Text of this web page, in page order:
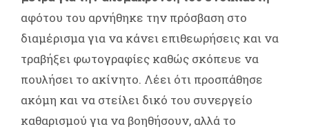
αφότου του αρνήθηκε την πρόσβαση στο
διαμέρισμα για να κάνει επιθεωρήσεις και να
τραβήξει φωτογραφίες καθώς σκόπευε να
πουλήσει το ακίνητο. Λέει ότι προσπάθησε
ακόμη και να στείλει δικό του συνεργείο
καθαρισμού για να βοηθήσουν, αλλά το